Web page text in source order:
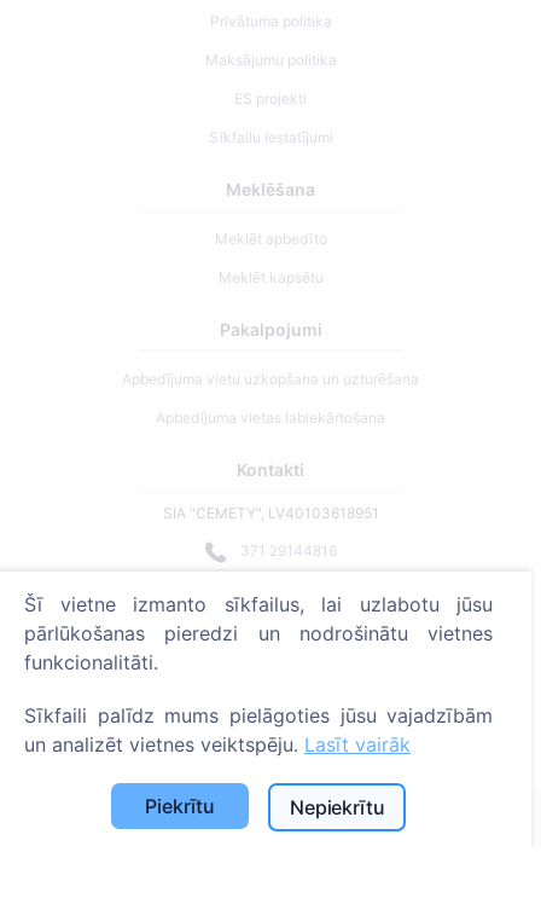
Privātuma politika
Maksājumu politika
ES projekti
Sīkfailu iestatījumi
Meklēšana
Meklēt apbedīto
Meklēt kapsētu
Pakalpojumi
Apbedījuma vietu uzkopšana un uzturēšana
Apbedījuma vietas labiekārtošana
Kontakti
SIA "CEMETY", LV40103618951
371 29144816
Strādājam visā Latvijā!
Administratoriem
© 2013 - 2026 Cemety Visas tiesības aizsargātas
Privātuma politika un noteikumi.
Šī vietne izmanto sīkfailus, lai uzlabotu jūsu
pārlūkošanas pieredzi un nodrošinātu vietnes
funkcionalitāti.
Sīkfaili palīdz mums pielāgoties jūsu vajadzībām
un analizēt vietnes veiktspēju. Lasīt vairāk
Piekrītu Nepiekrītu